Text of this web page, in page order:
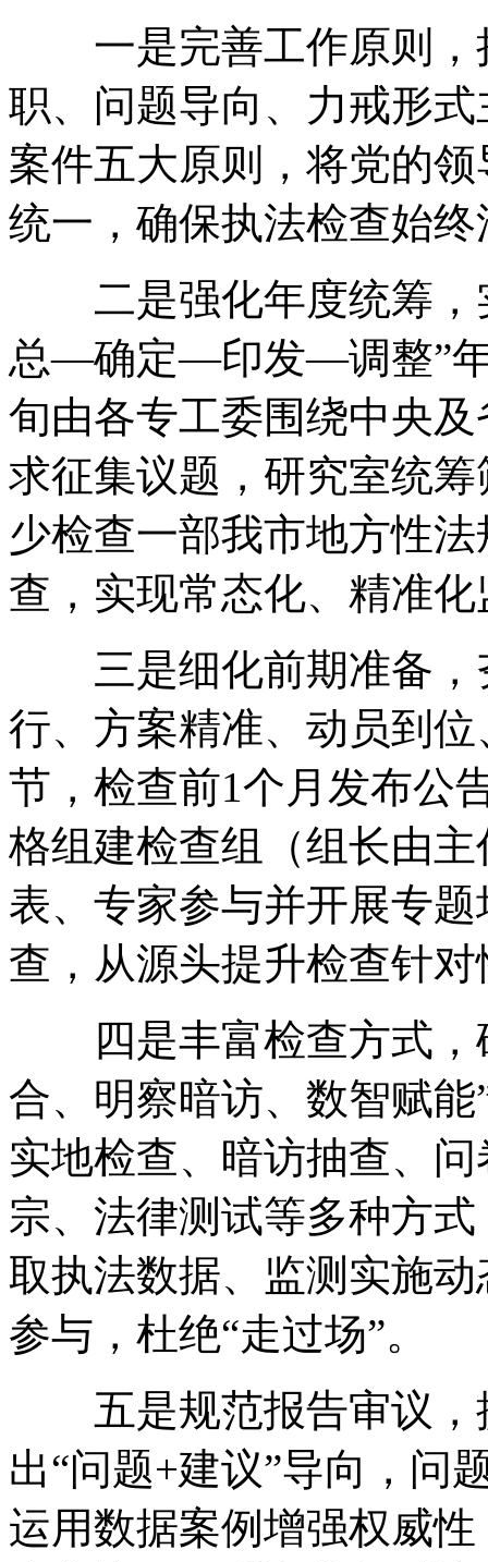
一是完善工作原则 ，
职、问题导向、力戒形
案件五大原则
， 将党的
统一 ， 确保执法检查始
二是强化年度统筹 ，
总—确定—印发—调整”
旬由各专工委围绕中央
求征集议题 ， 研究室统
少检查一部我市地方性法
查 ， 实现常态化、精准化
三是细化前期准备 ，
行、方案精准、动员到
节 ， 检查前1个月发布公
格组建检查组（组长由
表、专家参与并开展专题
查 ， 从源头提升检查针对
四是丰富检查方式 ，
合、明察暗访、数智赋能
实地检查、暗访抽查、
宗、法律测试等多种方式
取执法数据、监测实施动
参与 ， 杜绝“走过场”。
五是规范报告审议 ，
出“问题+建议”导向 ， 问
运用数据案例增强权威性